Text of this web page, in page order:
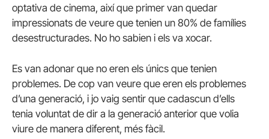
optativa de cinema, així que primer van quedar
impressionats de veure que tenien un 80% de famílies
desestructurades. No ho sabien i els va xocar.
Es van adonar que no eren els únics que tenien
problemes. De cop van veure que eren els problemes
d’una generació, i jo vaig sentir que cadascun d’ells
tenia voluntat de dir a la generació anterior que volia
viure de manera diferent, més fàcil.